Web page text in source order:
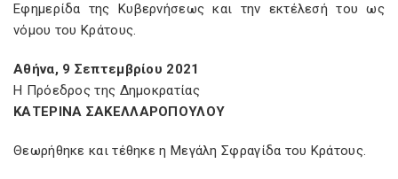
Εφημερίδα της Κυβερνήσεως και την εκτέλεσή του ως
νόμου του Κράτους.
Αθήνα, 9 Σεπτεμβρίου 2021
Η Πρόεδρος της Δημοκρατίας
ΚΑΤΕΡΙΝΑ ΣΑΚΕΛΛΑΡΟΠΟΥΛΟΥ
Θεωρήθηκε και τέθηκε η Μεγάλη Σφραγίδα του Κράτους.